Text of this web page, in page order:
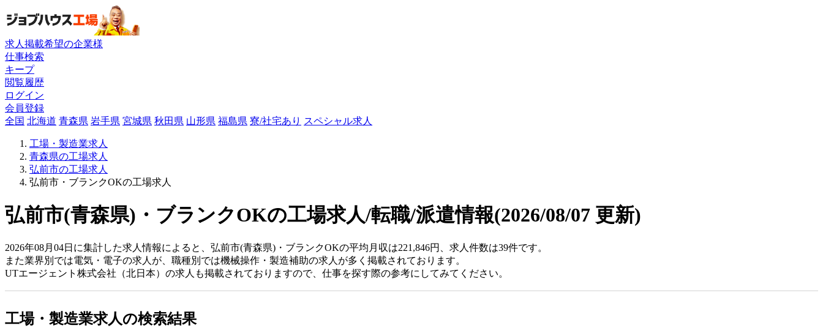
求人掲載希望の企業様
仕事検索
キープ
閲覧履歴
ログイン
会員登録
全国 北海道 青森県 岩手県 宮城県 秋田県 山形県 福島県 寮/社宅あり スペシャル求人
工場・製造業求人
青森県の工場求人
弘前市の工場求人
弘前市・ブランクOKの工場求人
弘前市(青森県)・ブランクOKの工場求人/転職/派遣情報(2026/08/07 更新)
2026年08月04日に集計した求人情報によると、弘前市(青森県)・ブランクOKの平均月収は221,846円、求人件数は39件です。
また業界別では電気・電子の求人が、職種別では機械操作・製造補助の求人が多く掲載されております。
UTエージェント株式会社（北日本）の求人も掲載されておりますので、仕事を探す際の参考にしてみてください。
工場・製造業求人の検索結果